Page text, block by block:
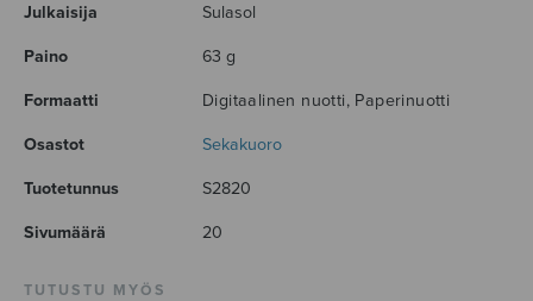
Julkaisija Sulasol
Paino 63 g
Formaatti Digitaalinen nuotti, Paperinuotti
Osastot Sekakuoro
Tuotetunnus S2820
Sivumäärä 20
TUTUSTU MYÖS